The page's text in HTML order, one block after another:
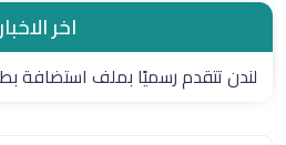
اخر الاخبار
لندن تتقدم رسميًا بملف استضافة